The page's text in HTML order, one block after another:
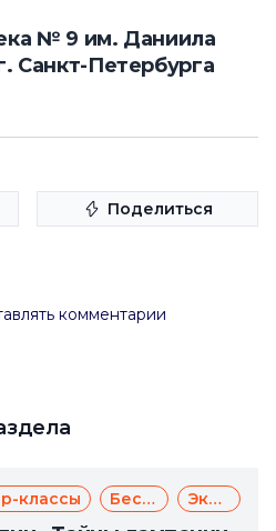
№ 9 им. Даниила
Санкт-Петербурга
Поделиться
комментарии
классы Бесплатно Экология